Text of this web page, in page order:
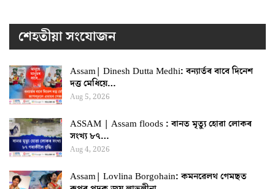
শেহতীয়া সংযোজন
Assam| Dinesh Dutta Medhi: বন্যাৰ্তৰ বাবে দিনেশ
দত্ত মেধিয়ে…
Aug 5, 2026
ASSAM | Assam floods : বানত মৃত্যু হোৱা লোকৰ
সংখ্য ৮৭…
Aug 4, 2026
Assam| Lovlina Borgohain: কমনৱেলথ গেমছত